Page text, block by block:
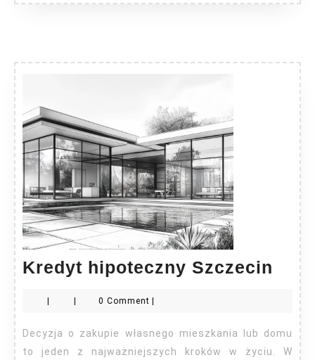
Kredyt hipoteczny Szczecin
| | 0 Comment |
Decyzja o zakupie własnego mieszkania lub domu
to jeden z najważniejszych kroków w życiu. W